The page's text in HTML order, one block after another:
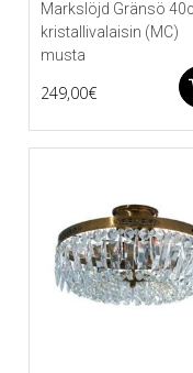
Markslöjd Gränsö
kristallivalaisin (MC)
musta
249,00€